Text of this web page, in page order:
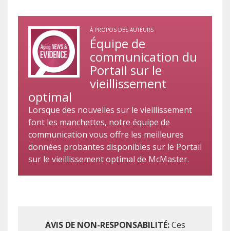
À PROPOS DES AUTEURS
Équipe de
communication du
Portail sur le
vieillissement
optimal
Lorsque des nouvelles sur le vieillissement
font les manchettes, notre équipe de
communication vous offre les meilleures
données probantes disponibles sur le Portail
sur le vieillissement optimal de McMaster.
AVIS DE NON-RESPONSABILITÉ: Ces